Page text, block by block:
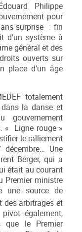
Philippe
pour
surprise : fin
d’un système à
général et des
ouverts sur
place d’un âge
totalement
la danse et
gouvernement
« Ligne rouge »
le ralliement
Une
Berger, qui a
était au courant
Premier ministre
une source de
des arbitrages et
également,
que le Premier